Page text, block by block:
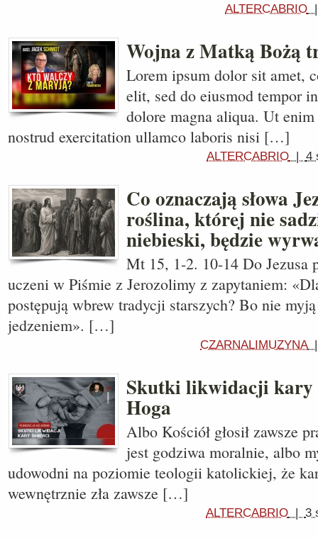
ALTERCABRIO
Wojna z Matką Bożą
Lorem ipsum dolor sit amet,
elit, sed do eiusmod tempor
dolore magna aliqua. Ut
nostrud exercitation ullamco laboris nisi […]
ALTERCABRIO | 4
Co oznaczają słowa
roślina, której nie
niebieski, będzie
Mt 15, 1-2. 10-14 Do Jezusa
uczeni w Piśmie z Jerozolimy z zapytaniem:
postępują wbrew tradycji starszych? Bo nie
jedzeniem». […]
CZARNALIMUZYNA
Skutki likwidacji kary
Hoga
Albo Kościół głosił zawsze
jest godziwa moralnie, albo
udowodni na poziomie teologii katolickiej, że
wewnętrznie zła zawsze […]
ALTERCABRIO | 3